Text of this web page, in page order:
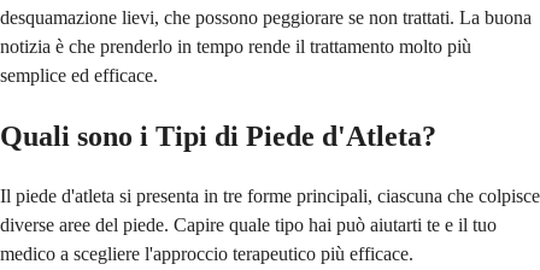
desquamazione lievi, che possono peggiorare se non trattati. La buona
notizia è che prenderlo in tempo rende il trattamento molto più
semplice ed efficace.
Quali sono i Tipi di Piede d'Atleta?
Il piede d'atleta si presenta in tre forme principali, ciascuna che colpisce
diverse aree del piede. Capire quale tipo hai può aiutarti te e il tuo
medico a scegliere l'approccio terapeutico più efficace.